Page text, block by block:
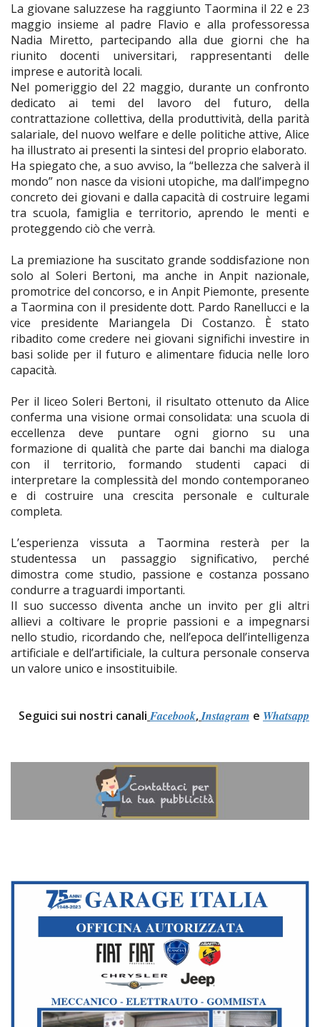
La giovane saluzzese ha raggiunto Taormina il 22 e 23
maggio insieme al padre Flavio e alla professoressa
Nadia Miretto, partecipando alla due giorni che ha
riunito docenti universitari, rappresentanti delle
imprese e autorità locali.
Nel pomeriggio del 22 maggio, durante un confronto
dedicato ai temi del lavoro del futuro, della
contrattazione collettiva, della produttività, della parità
salariale, del nuovo welfare e delle politiche attive, Alice
ha illustrato ai presenti la sintesi del proprio elaborato.
Ha spiegato che, a suo avviso, la “bellezza che salverà il
mondo” non nasce da visioni utopiche, ma dall’impegno
concreto dei giovani e dalla capacità di costruire legami
tra scuola, famiglia e territorio, aprendo le menti e
proteggendo ciò che verrà.
La premiazione ha suscitato grande soddisfazione non
solo al Soleri Bertoni, ma anche in Anpit nazionale,
promotrice del concorso, e in Anpit Piemonte, presente
a Taormina con il presidente dott. Pardo Ranellucci e la
vice presidente Mariangela Di Costanzo. È stato
ribadito come credere nei giovani significhi investire in
basi solide per il futuro e alimentare fiducia nelle loro
capacità.
Per il liceo Soleri Bertoni, il risultato ottenuto da Alice
conferma una visione ormai consolidata: una scuola di
eccellenza deve puntare ogni giorno su una
formazione di qualità che parte dai banchi ma dialoga
con il territorio, formando studenti capaci di
interpretare la complessità del mondo contemporaneo
e di costruire una crescita personale e culturale
completa.
L’esperienza vissuta a Taormina resterà per la
studentessa un passaggio significativo, perché
dimostra come studio, passione e costanza possano
condurre a traguardi importanti.
Il suo successo diventa anche un invito per gli altri
allievi a coltivare le proprie passioni e a impegnarsi
nello studio, ricordando che, nell’epoca dell’intelligenza
artificiale e dell’artificiale, la cultura personale conserva
un valore unico e insostituibile.
Seguici sui nostri canali Facebook,Instagram e Whatsapp